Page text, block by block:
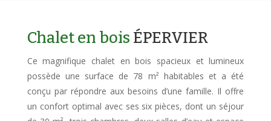
Chalet en bois ÉPERVIER
Ce magnifique chalet en bois spacieux et lumineux
possède une surface de 78 m² habitables et a été
conçu par répondre aux besoins d’une famille. Il offre
un confort optimal avec ses six pièces, dont un séjour